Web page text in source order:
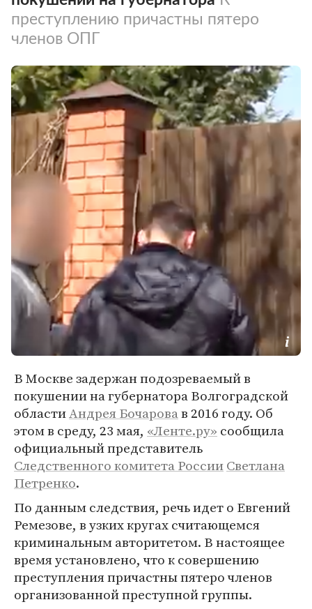
преступлению причастны пятеро
членов ОПГ
В Москве задержан подозреваемый в
покушении на губернатора Волгоградской
областиАндрея Бочаровав 2016 году. Об
этом в среду, 23 мая, «Ленте.ру» сообщила
официальный представитель
Следственного комитета РоссииСветлана
Петренко.
По данным следствия, речь идет о Евгений
Ремезове, в узких кругах считающемся
криминальным авторитетом. В настоящее
время установлено, что к совершению
преступления причастны пятеро членов
организованной преступной группы.